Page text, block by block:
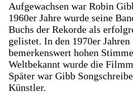
Aufgewachsen war Robin
1960er Jahre wurde seine
Buchs der Rekorde als
gelistet. In den 1970er
bemerkenswert hohen
Weltbekannt wurde die
Später war Gibb
Künstler.